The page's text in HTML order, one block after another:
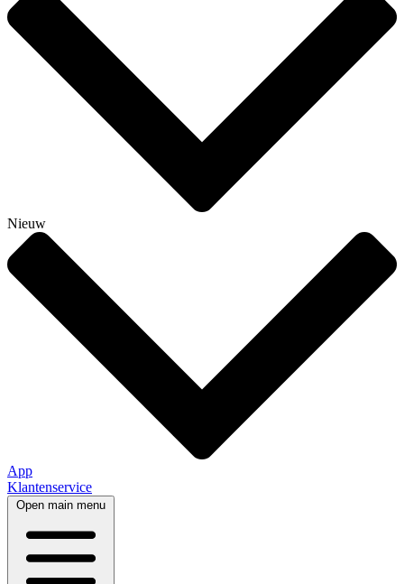
Nieuw
App
Klantenservice
Open main menu